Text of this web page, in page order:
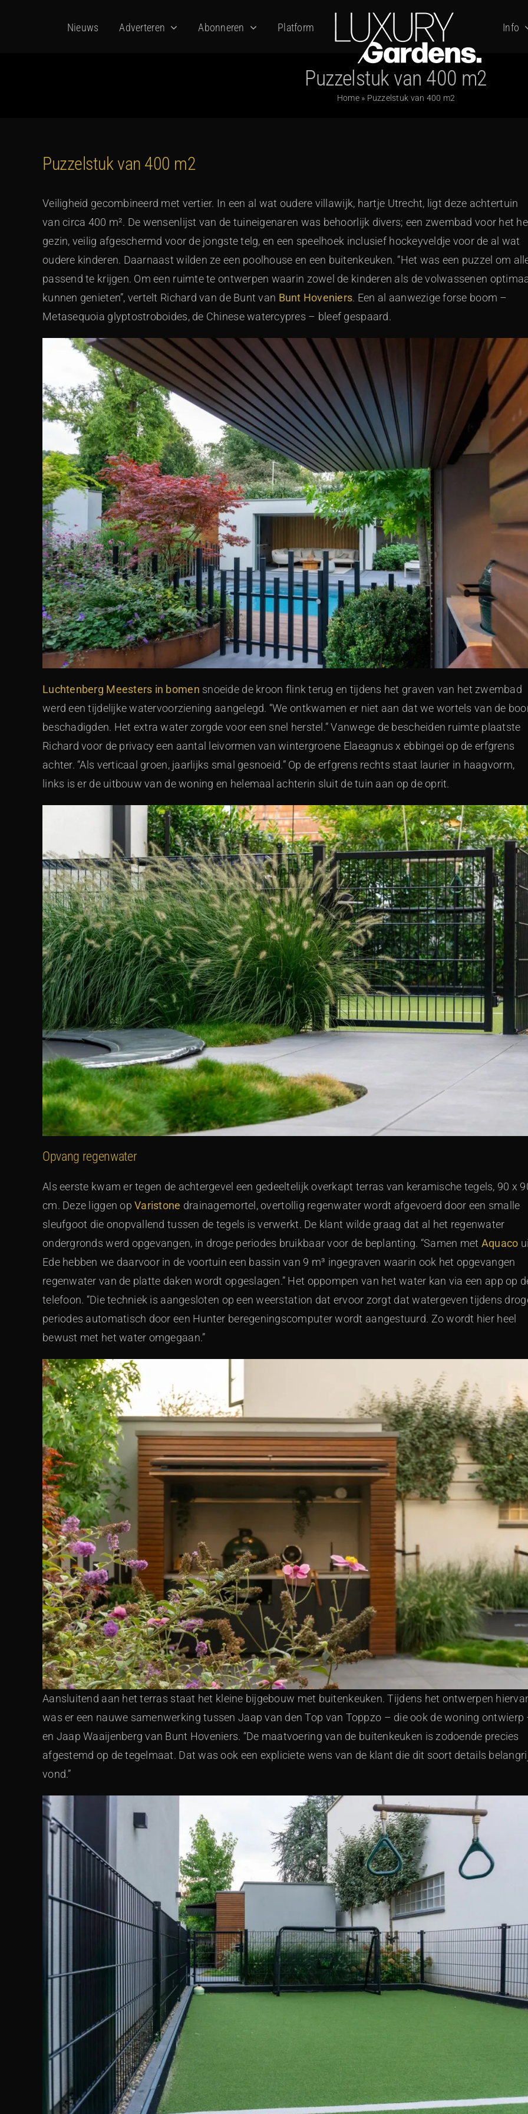
Nieuws Adverteren Abonneren Platform Info
Puzzelstuk van 400 m2
Home» Puzzelstuk van 400 m2
Puzzelstuk van 400 m2
Veiligheid gecombineerd met vertier. In een al wat oudere villawijk, hartje Utrecht, ligt deze achtertuin
van circa 400 m². De wensenlijst van de tuineigenaren was behoorlijk divers; een zwembad voor het
gezin, veilig afgeschermd voor de jongste telg, en een speelhoek inclusief hockeyveldje voor de al wat
oudere kinderen. Daarnaast wilden ze een poolhouse en een buitenkeuken. “Het was een puzzel om
passend te krijgen. Om een ruimte te ontwerpen waarin zowel de kinderen als de volwassenen
kunnen genieten”, vertelt Richard van de Bunt van Bunt Hoveniers. Een al aanwezige forse boom –
Metasequoia glyptostroboides, de Chinese watercypres – bleef gespaard.
Luchtenberg Meesters in bomen snoeide de kroon flink terug en tijdens het graven van het zwembad
werd een tijdelijke watervoorziening aangelegd. “We ontkwamen er niet aan dat we wortels van de
beschadigden. Het extra water zorgde voor een snel herstel.” Vanwege de bescheiden ruimte plaatste
Richard voor de privacy een aantal leivormen van wintergroene Elaeagnus x ebbingei op de erfgrens
achter. “Als verticaal groen, jaarlijks smal gesnoeid.” Op de erfgrens rechts staat laurier in haagvorm,
links is er de uitbouw van de woning en helemaal achterin sluit de tuin aan op de oprit.
Opvang regenwater
Als eerste kwam er tegen de achtergevel een gedeeltelijk overkapt terras van keramische tegels, 90 x
cm. Deze liggen opVaristone drainagemortel, overtollig regenwater wordt afgevoerd door een smalle
sleufgoot die onopvallend tussen de tegels is verwerkt. De klant wilde graag dat al het regenwater
ondergronds werd opgevangen, in droge periodes bruikbaar voor de beplanting. “Samen met Aquaco
Ede hebben we daarvoor in de voortuin een bassin van 9 m³ ingegraven waarin ook het opgevangen
regenwater van de platte daken wordt opgeslagen.” Het oppompen van het water kan via een app op
telefoon. “Die techniek is aangesloten op een weerstation dat ervoor zorgt dat watergeven tijdens
periodes automatisch door een Hunter beregeningscomputer wordt aangestuurd. Zo wordt hier heel
bewust met het water omgegaan.”
Aansluitend aan het terras staat het kleine bijgebouw met buitenkeuken. Tijdens het ontwerpen
was er een nauwe samenwerking tussen Jaap van den Top van Toppzo – die ook de woning ontwierp
en Jaap Waaijenberg van Bunt Hoveniers. “De maatvoering van de buitenkeuken is zodoende precies
afgestemd op de tegelmaat. Dat was ook een expliciete wens van de klant die dit soort details
vond.”